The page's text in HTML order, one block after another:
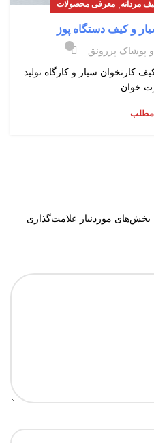
مردانه معرفی محصولات
و کیف دستگاه پوز
پوشاک پررونق ۰
کارتخوان سیار و کارگاه تولید
خوان
مطلب
بخش‌های موردنیاز علامت‌گذاری